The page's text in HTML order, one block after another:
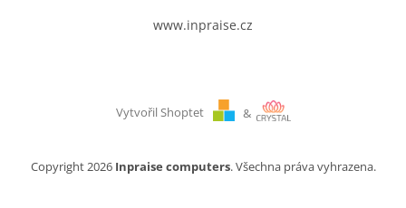
www.inpraise.cz
Vytvořil Shoptet &
Copyright 2026 Inpraise computers. Všechna práva vyhrazena.